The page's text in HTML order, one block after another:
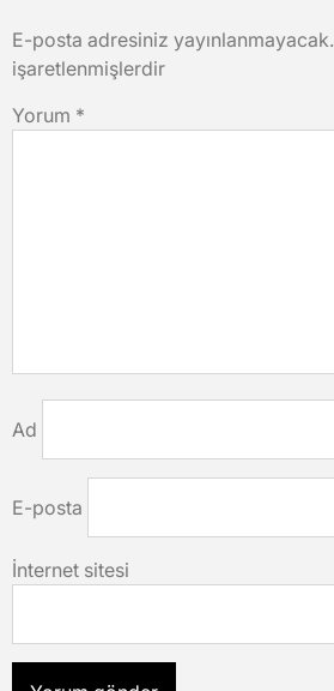
E-posta adresiniz yayınlanmayacak.
işaretlenmişlerdir
Yorum *
Ad
E-posta
İnternet sitesi